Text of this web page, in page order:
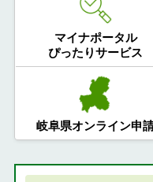
マイナポータル
ぴったりサービス
岐阜県オンライン申